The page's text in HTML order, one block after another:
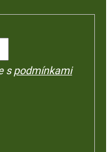
spodmínkami